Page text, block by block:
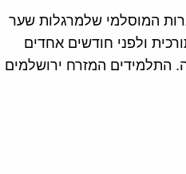
המוסלמי שלמרגלות שער
ולפני חודשים אחדים
התלמידים המזרח ירושלמים